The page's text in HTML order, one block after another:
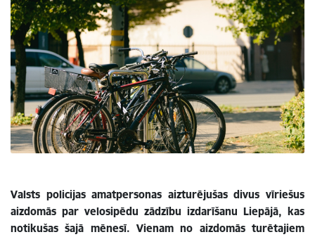
Valsts policijas amatpersonas aizturējušas divus vīriešus
aizdomās par velosipēdu zādzību izdarīšanu Liepājā, kas
notikušas šajā mēnesī. Vienam no aizdomās turētajiem